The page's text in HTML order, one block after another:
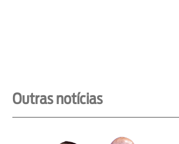
Outras notícias